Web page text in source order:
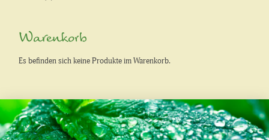
Warenkorb
Es befinden sich keine Produkte im Warenkorb.